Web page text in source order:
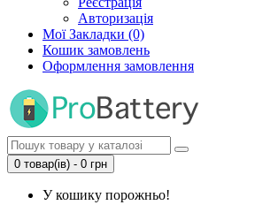
Авторизація
Мої Закладки (0)
Кошик замовлень
Оформлення замовлення
0 товар(ів) - 0 грн
У кошику порожньо!